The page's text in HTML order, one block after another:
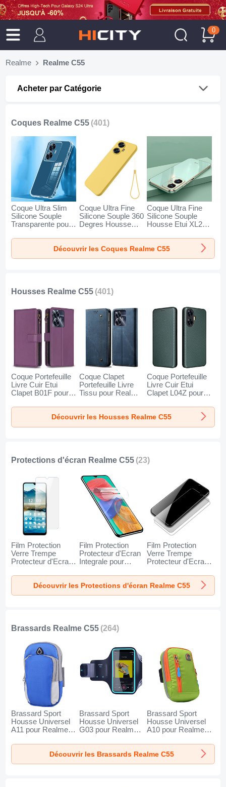
0
Realme Realme C55
Acheter par Catégorie
Coques Realme C55 (401)
Coque Ultra Slim
Silicone Souple
Transparente pour
Coque Ultra Fine
Silicone Souple 360
Degres Housse
C55 Jaune
Coque Ultra Fine
Silicone Souple
Housse Etui XL2
Vert
Découvrir les Coques Realme C55
Housses Realme C55 (401)
Coque Portefeuille
Livre Cuir Etui
Clapet B01F pour
Coque Clapet
Portefeuille Livre
Tissu pour Realme
Coque Portefeuille
Livre Cuir Etui
Clapet L04Z pour
Découvrir les Housses Realme C55
Protections d'écran Realme C55 (23)
Film Protection
Verre Trempe
Protecteur d'Ecran
Clair
Film Protection
Protecteur d'Ecran
Integrale pour
Film Protection
Verre Trempe
Protecteur d'Ecran
C55 Clair
Découvrir les Protections d'écran Realme C55
Brassards Realme C55 (264)
Brassard Sport
Housse Universel
A11 pour Realme
Brassard Sport
Housse Universel
G03 pour Realme
Brassard Sport
Housse Universel
A10 pour Realme
Découvrir les Brassards Realme C55